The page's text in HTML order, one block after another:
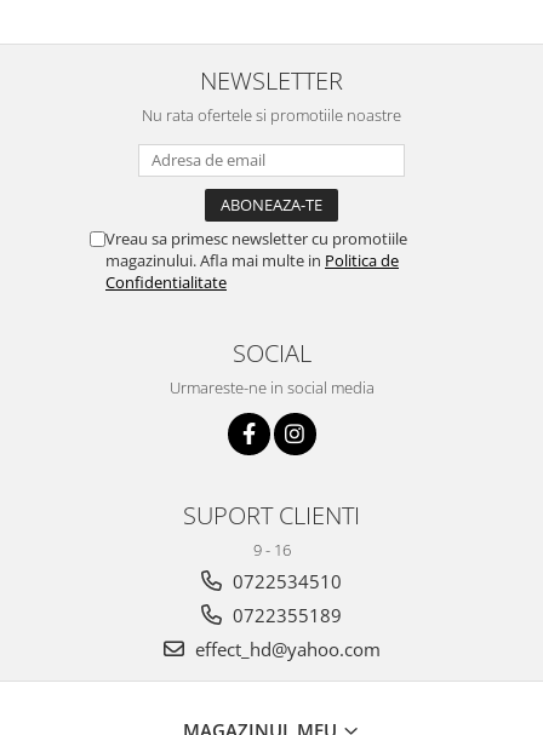
NEWSLETTER
Nu rata ofertele si promotiile noastre
Vreau sa primesc newsletter cu promotiile
magazinului. Afla mai multe in Politica de
Confidentialitate
SOCIAL
Urmareste-ne in social media
SUPORT CLIENTI
9 - 16
0722534510
0722355189
effect_hd@yahoo.com